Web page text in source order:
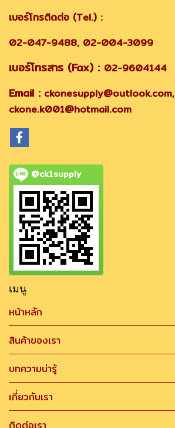
เบอร์โทรติดต่อ (Tel.) :
02-047-9488, 02-004-3099
เบอร์โทรสาร (Fax) : 02-9604144
Email : ckonesupply@outlook.com,
ckone.k001@hotmail.com
@ck1supply
เมนู
หน้าหลัก
สินค้าของเรา
บทความน่ารู้
เกี่ยวกับเรา
ติดต่อเรา